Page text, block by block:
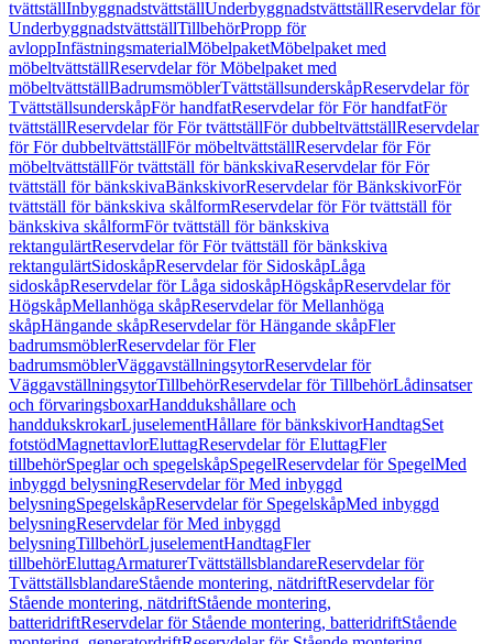
tvättställInbyggnadstvättställUnderbyggnadstvättställReservdelar för
UnderbyggnadstvättställTillbehörPropp för
avloppInfästningsmaterialMöbelpaketMöbelpaket med
möbeltvättställReservdelar för Möbelpaket med
möbeltvättställBadrumsmöblerTvättställsunderskåpReservdelar för
TvättställsunderskåpFör handfatReservdelar för För handfatFör
tvättställReservdelar för För tvättställFör dubbeltvättställReservdelar
för För dubbeltvättställFör möbeltvättställReservdelar för För
möbeltvättställFör tvättställ för bänkskivaReservdelar för För
tvättställ för bänkskivaBänkskivorReservdelar för BänkskivorFör
tvättställ för bänkskiva skålformReservdelar för För tvättställ för
bänkskiva skålformFör tvättställ för bänkskiva
rektangulärtReservdelar för För tvättställ för bänkskiva
rektangulärtSidoskåpReservdelar för SidoskåpLåga
sidoskåpReservdelar för Låga sidoskåpHögskåpReservdelar för
HögskåpMellanhöga skåpReservdelar för Mellanhöga
skåpHängande skåpReservdelar för Hängande skåpFler
badrumsmöblerReservdelar för Fler
badrumsmöblerVäggavställningsytorReservdelar för
VäggavställningsytorTillbehörReservdelar för TillbehörLådinsatser
och förvaringsboxarHanddukshållare och
handdukskrokarLjuselementHållare för bänkskivorHandtagSet
fotstödMagnettavlorEluttagReservdelar för EluttagFler
tillbehörSpeglar och spegelskåpSpegelReservdelar för SpegelMed
inbyggd belysningReservdelar för Med inbyggd
belysningSpegelskåpReservdelar för SpegelskåpMed inbyggd
belysningReservdelar för Med inbyggd
belysningTillbehörLjuselementHandtagFler
tillbehörEluttagArmaturerTvättställsblandareReservdelar för
TvättställsblandareStående montering, nätdriftReservdelar för
Stående montering, nätdriftStående montering,
batteridriftReservdelar för Stående montering, batteridriftStående